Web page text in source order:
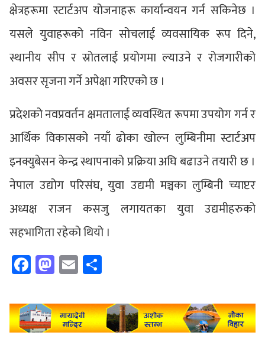
क्षेत्रहरूमा स्टार्टअप योजनाहरू कार्यान्वयन गर्न सकिनेछ ।
यसले युवाहरूको नविन सोचलाई व्यवसायिक रूप दिने,
स्थानीय सीप र स्रोतलाई प्रयोगमा ल्याउने र रोजगारीको
अवसर सृजना गर्ने अपेक्षा गरिएको छ ।
प्रदेशको नवप्रवर्तन क्षमतालाई व्यवस्थित रूपमा उपयोग गर्न र
आर्थिक विकासको नयाँ ढोका खोल्न लुम्बिनीमा स्टार्टअप
इनक्युबेसन केन्द्र स्थापनाको प्रक्रिया अघि बढाउने तयारी छ ।
नेपाल उद्योग परिसंघ, युवा उद्यमी मञ्चका लुम्बिनी च्याप्टर
अध्यक्ष राजन कसजु लगायतका युवा उद्यमीहरुको
सहभागिता रहेको थियो ।
Facebook
Mastodon
Email